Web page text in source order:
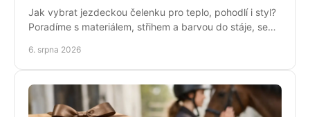
Jak vybrat jezdeckou čelenku pro teplo, pohodlí i styl?
Poradíme s materiálem, střihem a barvou do stáje, sedla
6. srpna 2026